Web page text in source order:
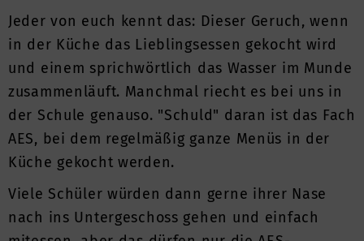
Jeder von euch kennt das: Dieser Geruch, wenn
in der Küche das Lieblingsessen gekocht wird
und einem sprichwörtlich das Wasser im Munde
zusammenläuft. Manchmal riecht es bei uns in
der Schule genauso. "Schuld" daran ist das Fach
AES, bei dem regelmäßig ganze Menüs in der
Küche gekocht werden.
Viele Schüler würden dann gerne ihrer Nase
nach ins Untergeschoss gehen und einfach